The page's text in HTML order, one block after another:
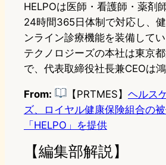
HELPOは医師・看護師・薬剤
24時間365日体制で対応し、
ンライン診療機能を装備して
テクノロジーズの本社は東京
で、代表取締役社長兼CEOは
From: 【PRTMES】 ヘルス
ズ、ロイヤル健康保険組合の
「HELPO」を提供
【編集部解説】